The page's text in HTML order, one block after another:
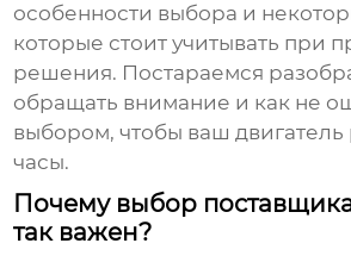
особенности выбора и
которые стоит учитывать при
решения. Постараемся
обращать внимание и как не
выбором, чтобы ваш двигатель
часы.
Почему выбор
так важен?